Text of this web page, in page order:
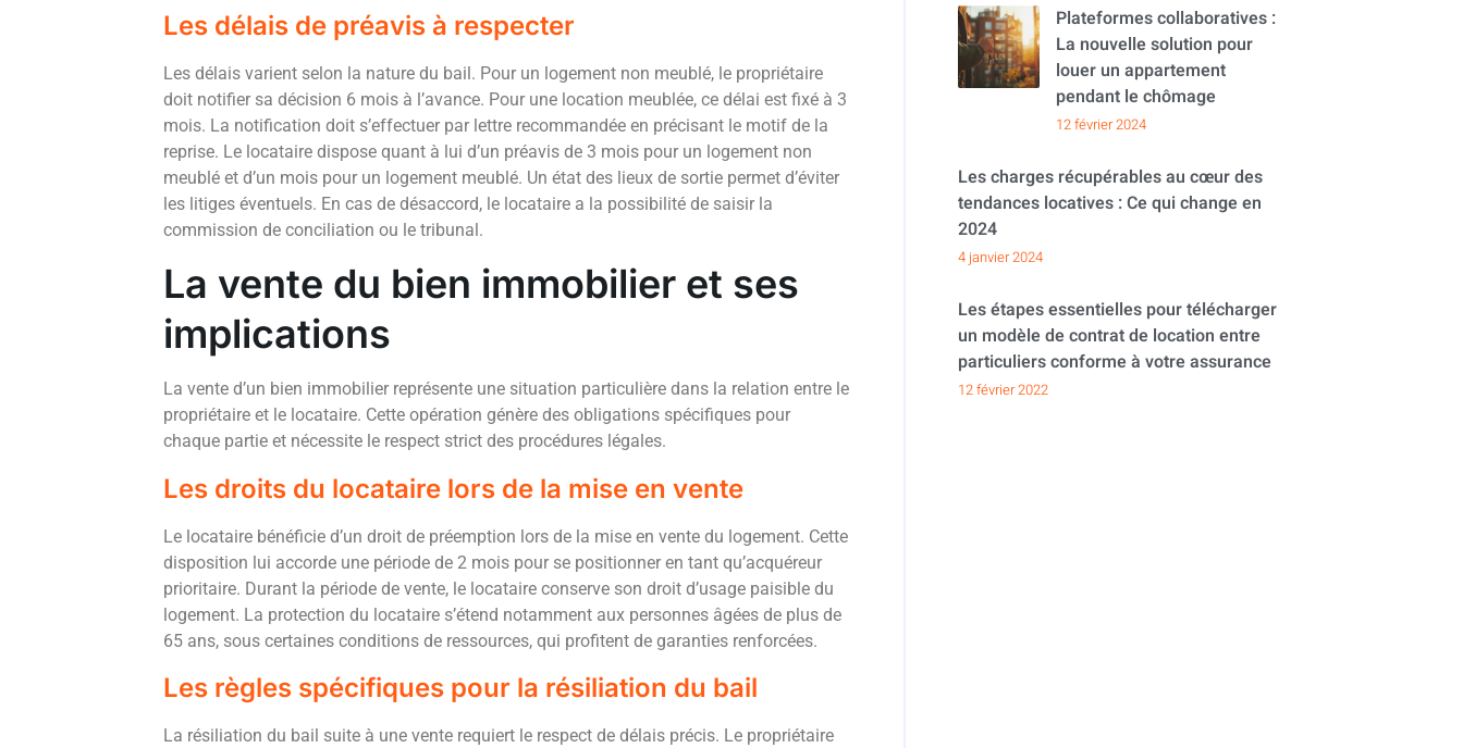
Les délais de préavis à respecter
Les délais varient selon la nature du bail. Pour un logement non meublé, le propriétaire
doit notifier sa décision 6 mois à l’avance. Pour une location meublée, ce délai est fixé à 3
mois. La notification doit s’effectuer par lettre recommandée en précisant le motif de la
reprise. Le locataire dispose quant à lui d’un préavis de 3 mois pour un logement non
meublé et d’un mois pour un logement meublé. Un état des lieux de sortie permet d’éviter
les litiges éventuels. En cas de désaccord, le locataire a la possibilité de saisir la
commission de conciliation ou le tribunal.
La vente du bien immobilier et ses
implications
La vente d’un bien immobilier représente une situation particulière dans la relation entre le
propriétaire et le locataire. Cette opération génère des obligations spécifiques pour
chaque partie et nécessite le respect strict des procédures légales.
Les droits du locataire lors de la mise en vente
Le locataire bénéficie d’un droit de préemption lors de la mise en vente du logement. Cette
disposition lui accorde une période de 2 mois pour se positionner en tant qu’acquéreur
prioritaire. Durant la période de vente, le locataire conserve son droit d’usage paisible du
logement. La protection du locataire s’étend notamment aux personnes âgées de plus de
65 ans, sous certaines conditions de ressources, qui profitent de garanties renforcées.
Les règles spécifiques pour la résiliation du bail
La résiliation du bail suite à une vente requiert le respect de délais précis. Le propriétaire
Plateformes collaboratives :
La nouvelle solution pour
louer un appartement
pendant le chômage
12 février 2024
Les charges récupérables au cœur des
tendances locatives : Ce qui change en
2024
4 janvier 2024
Les étapes essentielles pour télécharger
un modèle de contrat de location entre
particuliers conforme à votre assurance
12 février 2022